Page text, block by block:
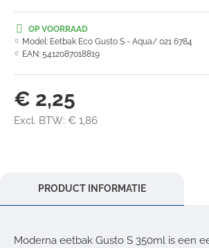
€ 2,25
Excl. BTW: € 1,86
OP VOORRAAD
Model: Eetbak Eco Gusto S - Aqua/ 021 6784
EAN: 5412087018819
PRODUCT INFORMATIE
Moderna eetbak Gusto S 350ml is een